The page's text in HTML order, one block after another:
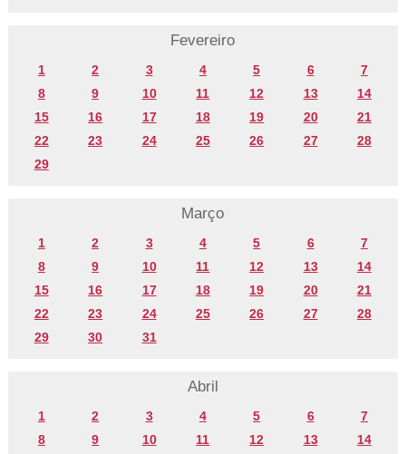
Fevereiro
1 2 3 4 5 6
7
8
9 10 11 12 13
14
15
16 17 18 19 20
21
22
23 24 25 26 27
28
29
Março
1 2 3 4 5 6
7
8
9 10 11 12 13
14
15
16 17 18 19 20
21
22
23 24 25 26 27
28
29
30 31
Abril
1 2 3 4 5 6
7
8
9 10 11 12 13
14